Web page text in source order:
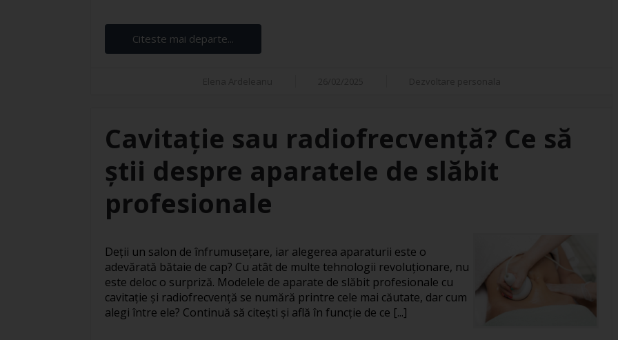
Citeste mai departe...
Cavitație sau radiofrecvență? Ce să
știi despre aparatele de slăbit
profesionale
Deții un salon de înfrumusețare, iar alegerea aparaturii este o
adevărată bătaie de cap? Cu atât de multe tehnologii revoluționare, nu
este deloc o surpriză. Modelele de aparate de slăbit profesionale cu
cavitație și radiofrecvență se numără printre cele mai căutate, dar cum
alegi între ele? Continuă să citești și află în funcție de ce [...]